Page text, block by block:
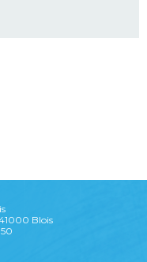
Blois